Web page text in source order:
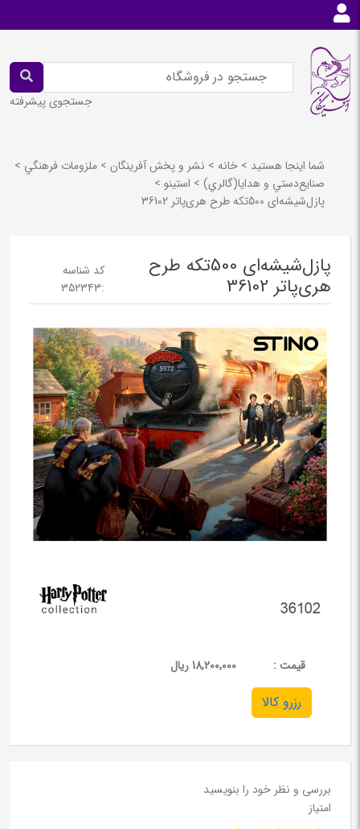
جستجوی پیشرفته
شما اینجا هستید > خانه > نشر و پخش آفرينگان > ملزومات فرهنگي >
صنايع‌دستي و هدايا(گالري) > استينو >
پازل‌شیشه‌ای 500تکه طرح هری‌پاتر 36102
پازل‌شیشه‌ای 500تکه طرح
هری‌پاتر 36102
کد شناسه
:
352343
قيمت : 18,200,000 ریال
رزرو کالا
بررسی و نظر خود را بنویسید
امتیاز